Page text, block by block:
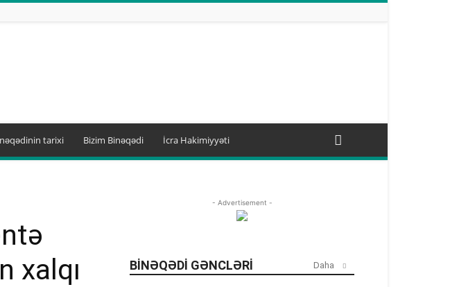
tarixi Bizim Binəqədi İcra Hakimiyyəti
xalqı
- Advertisement -
BINƏQƏDI GƏNCLƏRI Daha